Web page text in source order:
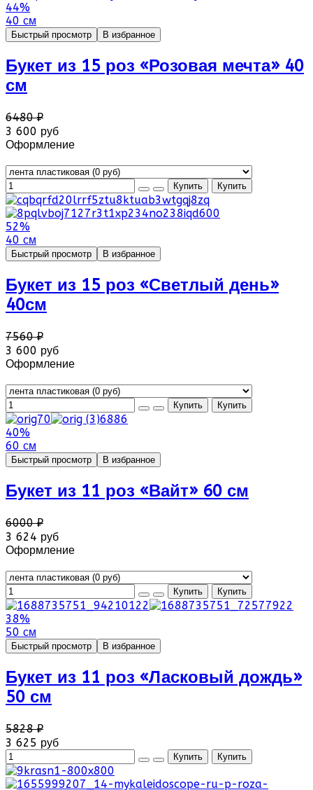
44%
40 см
Быстрый просмотр В избранное
Букет из 15 роз «Розовая мечта» 40
см
6480 ₽
3 600 руб
Оформление
52%
40 см
Быстрый просмотр В избранное
Букет из 15 роз «Светлый день»
40см
7560 ₽
3 600 руб
Оформление
40%
60 см
Быстрый просмотр В избранное
Букет из 11 роз «Вайт» 60 см
6000 ₽
3 624 руб
Оформление
38%
50 см
Быстрый просмотр В избранное
Букет из 11 роз «Ласковый дождь»
50 см
5828 ₽
3 625 руб